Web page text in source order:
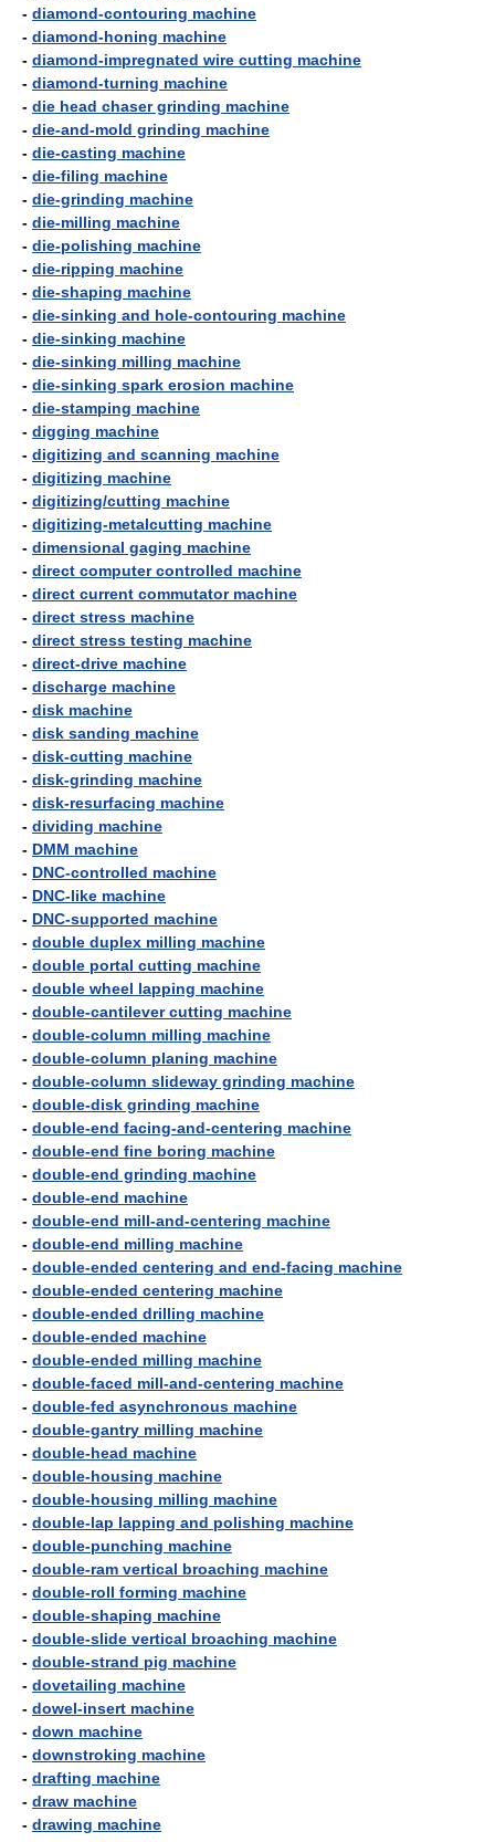
- diamond-contouring machine
- diamond-honing machine
- diamond-impregnated wire cutting machine
- diamond-turning machine
- die head chaser grinding machine
- die-and-mold grinding machine
- die-casting machine
- die-filing machine
- die-grinding machine
- die-milling machine
- die-polishing machine
- die-ripping machine
- die-shaping machine
- die-sinking and hole-contouring machine
- die-sinking machine
- die-sinking milling machine
- die-sinking spark erosion machine
- die-stamping machine
- digging machine
- digitizing and scanning machine
- digitizing machine
- digitizing/cutting machine
- digitizing-metalcutting machine
- dimensional gaging machine
- direct computer controlled machine
- direct current commutator machine
- direct stress machine
- direct stress testing machine
- direct-drive machine
- discharge machine
- disk machine
- disk sanding machine
- disk-cutting machine
- disk-grinding machine
- disk-resurfacing machine
- dividing machine
- DMM machine
- DNC-controlled machine
- DNC-like machine
- DNC-supported machine
- double duplex milling machine
- double portal cutting machine
- double wheel lapping machine
- double-cantilever cutting machine
- double-column milling machine
- double-column planing machine
- double-column slideway grinding machine
- double-disk grinding machine
- double-end facing-and-centering machine
- double-end fine boring machine
- double-end grinding machine
- double-end machine
- double-end mill-and-centering machine
- double-end milling machine
- double-ended centering and end-facing machine
- double-ended centering machine
- double-ended drilling machine
- double-ended machine
- double-ended milling machine
- double-faced mill-and-centering machine
- double-fed asynchronous machine
- double-gantry milling machine
- double-head machine
- double-housing machine
- double-housing milling machine
- double-lap lapping and polishing machine
- double-punching machine
- double-ram vertical broaching machine
- double-roll forming machine
- double-shaping machine
- double-slide vertical broaching machine
- double-strand pig machine
- dovetailing machine
- dowel-insert machine
- down machine
- downstroking machine
- drafting machine
- draw machine
- drawing machine